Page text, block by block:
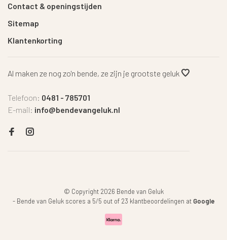
Contact & openingstijden
Sitemap
Klantenkorting
Al maken ze nog zo'n bende, ze zijn je grootste geluk
Telefoon: 0481 - 785701
E-mail: info@bendevangeluk.nl
© Copyright 2026 Bende van Geluk
- Bende van Geluk scores a 5/5 out of 23 klantbeoordelingen at Google